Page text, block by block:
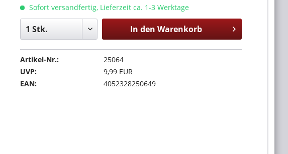
Sofort versandfertig, Lieferzeit ca. 1-3 Werktage
In den Warenkorb
Artikel-Nr.:
25064
UVP:
9,99 EUR
EAN:
4052328250649